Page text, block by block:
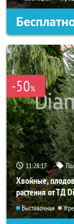
-50%
11:28:15
Хвойные,
растения от ТД
Выставочная